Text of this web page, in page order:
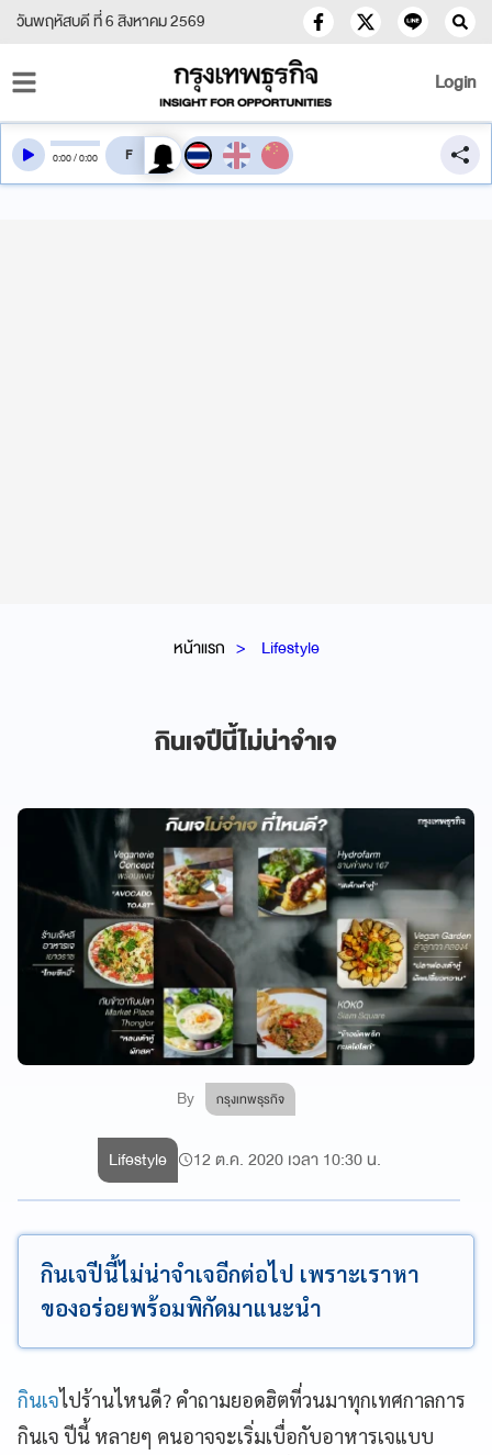
วันพฤหัสบดี ที่ 6 สิงหาคม 2569
Login
หน้าแรก Lifestyle
กินเจปีนี้ไม่น่าจำเจ
By กรุงเทพธุรกิจ
0:00/0:00 สลับเสียงอ่าน
Lifestyle 12 ต.ค. 2020 เวลา 10:30 น.
กินเจปีนี้ไม่น่าจำเจอีกต่อไป เพราะเราหา
ของอร่อยพร้อมพิกัดมาแนะนำ
กินเจไปร้านไหนดี? คำถามยอดฮิตที่วนมาทุกเทศกาลการ
กินเจ ปีนี้ หลายๆ คนอาจจะเริ่มเบื่อกับอาหารเจแบบ